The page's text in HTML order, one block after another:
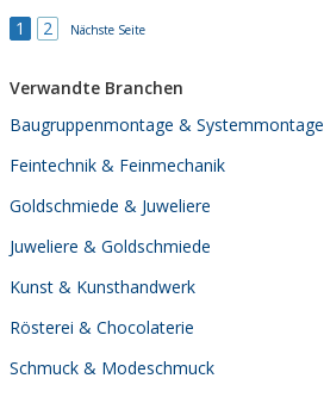
1 2 Nächste Seite
Verwandte Branchen
Baugruppenmontage & Systemmontage
Feintechnik & Feinmechanik
Goldschmiede & Juweliere
Juweliere & Goldschmiede
Kunst & Kunsthandwerk
Rösterei & Chocolaterie
Schmuck & Modeschmuck